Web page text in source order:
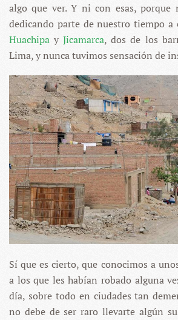
algo que ver. Y ni con esas, porque
dedicando parte de nuestro tiempo a
HuachipayJicamarca, dos de los
Lima, y nunca tuvimos sensación de
Sí que es cierto, que conocimos a
a los que les habían robado alguna
día, sobre todo en ciudades tan
no debe de ser raro llevarte algún